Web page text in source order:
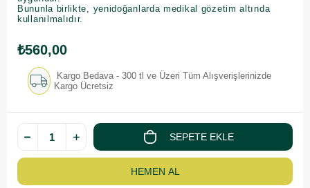
Bununla birlikte, yenidoğanlarda medikal gözetim altında
kullanılmalıdır.
₺560,00
Kargo Bedava - 300 tl ve Üzeri Tüm Alışverişlerinizde
Kargo Ücretsiz